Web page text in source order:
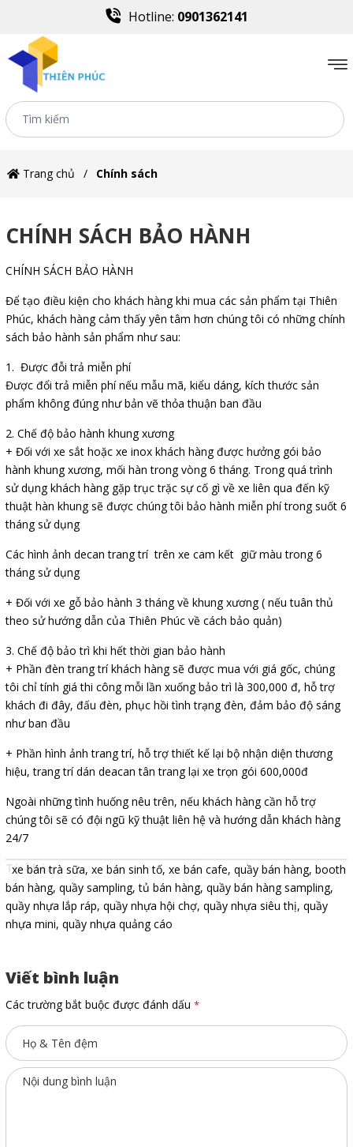
Hotline: 0901362141
Trang chủ Chính sách
CHÍNH SÁCH BẢO HÀNH
CHÍNH SÁCH BẢO HÀNH
Để tạo điều kiện cho khách hàng khi mua các sản phẩm tại Thiên
Phúc, khách hàng cảm thấy yên tâm hơn chúng tôi có những chính
sách bảo hành sản phẩm như sau:
Được đỗi trả miễn phí
Được đổi trả miễn phí nếu mẫu mã, kiểu dáng, kích thước sản
phẩm không đúng như bản vẽ thỏa thuận ban đầu
Chế độ bảo hành khung xương
+ Đối với xe sắt hoặc xe inox khách hàng được hưởng gói bảo
hành khung xương, mối hàn trong vòng 6 tháng. Trong quá trình
sử dụng khách hàng gặp trục trặc sự cố gì về xe liên qua đến kỹ
thuật hàn khung sẽ được chúng tôi bảo hành miễn phí trong suốt 6
tháng sử dụng
Các hình ảnh decan trang trí trên xe cam kết giữ màu trong 6
tháng sử dụng
+ Đối với xe gỗ bảo hành 3 tháng về khung xương ( nếu tuân thủ
theo sử hướng dẫn của Thiên Phúc về cách bảo quản)
Chế độ bảo trì khi hết thời gian bảo hành
+ Phần đèn trang trí khách hàng sẽ được mua với giá gốc, chúng
tôi chỉ tính giá thi công mỗi lần xuống bảo trì là 300,000 đ, hỗ trợ
khách đi đây, đấu đèn, phục hồi tình trạng đèn, đảm bảo độ sáng
như ban đầu
+ Phần hình ảnh trang trí, hỗ trợ thiết kế lại bộ nhận diện thương
hiệu, trang trí dán deacan tân trang lại xe trọn gói 600,000đ
Ngoài những tình huống nêu trên, nếu khách hàng cần hỗ trợ
chúng tôi sẽ có đội ngũ kỹ thuật liên hệ và hướng dẫn khách hàng
24/7
Từ khóa:
xe bán trà sữa, xe bán sinh tố, xe bán cafe, quầy bán hàng, booth
bán hàng, quầy sampling,tủ bán hàng, quầy bán hàng sampling,
quầy nhựa lắp ráp, quầy nhựa hội chợ, quầy nhựa siêu thị, quầy
nhựa mini, quầy nhựa quảng cáo
Viết bình luận
Các trường bắt buộc được đánh dấu *